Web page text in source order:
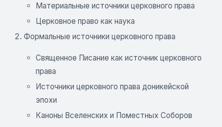
Материальные источники церковного права
Церковное право как наука
Формальные источники церковного права
Священное Писание как источник церковного
права
Источники церковного права доникейской
эпохи
Каноны Вселенских и Поместных Соборов